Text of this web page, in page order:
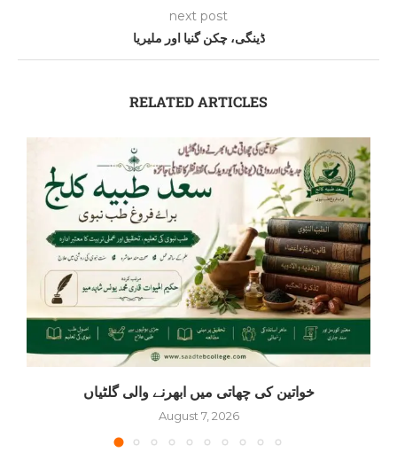
next post
ڈینگی، چکن گنیا اور ملیریا
RELATED ARTICLES
خواتین کی چھاتی میں ابھرنے والی گلٹیاں
August 7, 2026